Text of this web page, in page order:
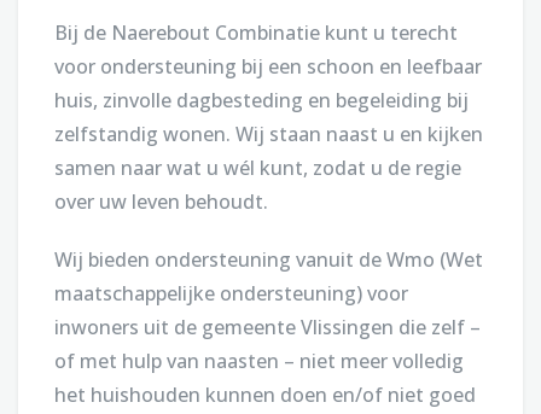
Bij de Naerebout Combinatie kunt u terecht
voor ondersteuning bij een schoon en leefbaar
huis, zinvolle dagbesteding en begeleiding bij
zelfstandig wonen. Wij staan naast u en kijken
samen naar wat u wél kunt, zodat u de regie
over uw leven behoudt.
Wij bieden ondersteuning vanuit de Wmo (Wet
maatschappelijke ondersteuning) voor
inwoners uit de gemeente Vlissingen die zelf –
of met hulp van naasten – niet meer volledig
het huishouden kunnen doen en/of niet goed